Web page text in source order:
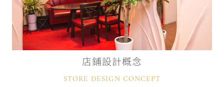
店鋪設計概念
STORE DESIGN CONCEPT